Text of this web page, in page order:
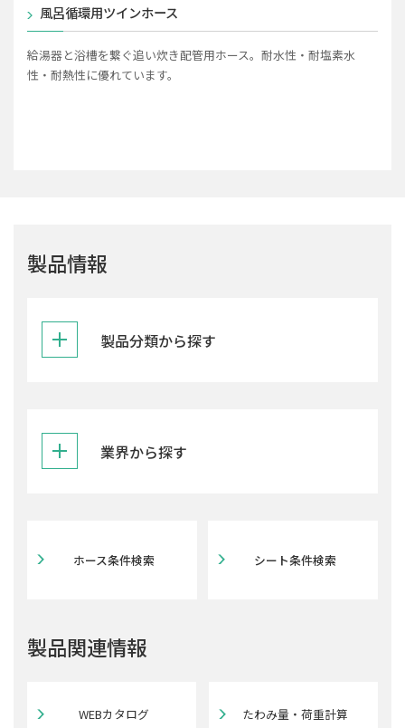
風呂循環用ツインホース
給湯器と浴槽を繋ぐ追い炊き配管用ホース。耐水性・耐塩素水
性・耐熱性に優れています。
製品情報
製品分類から探す
業界から探す
ホース条件検索 シート条件検索
製品関連情報
WEBカタログ たわみ量・荷重計算